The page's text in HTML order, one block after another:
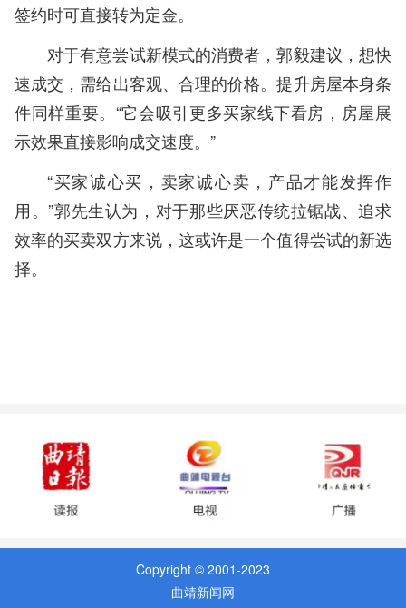
签约时可直接转为定金。
对于有意尝试新模式的消费者，郭毅建议，想快
速成交，需给出客观、合理的价格。提升房屋本身条
件同样重要。“它会吸引更多买家线下看房，房屋展
示效果直接影响成交速度。”
“买家诚心买，卖家诚心卖，产品才能发挥作
用。”郭先生认为，对于那些厌恶传统拉锯战、追求
效率的买卖双方来说，这或许是一个值得尝试的新选
择。
Copyright © 2001-2023
曲靖新闻网